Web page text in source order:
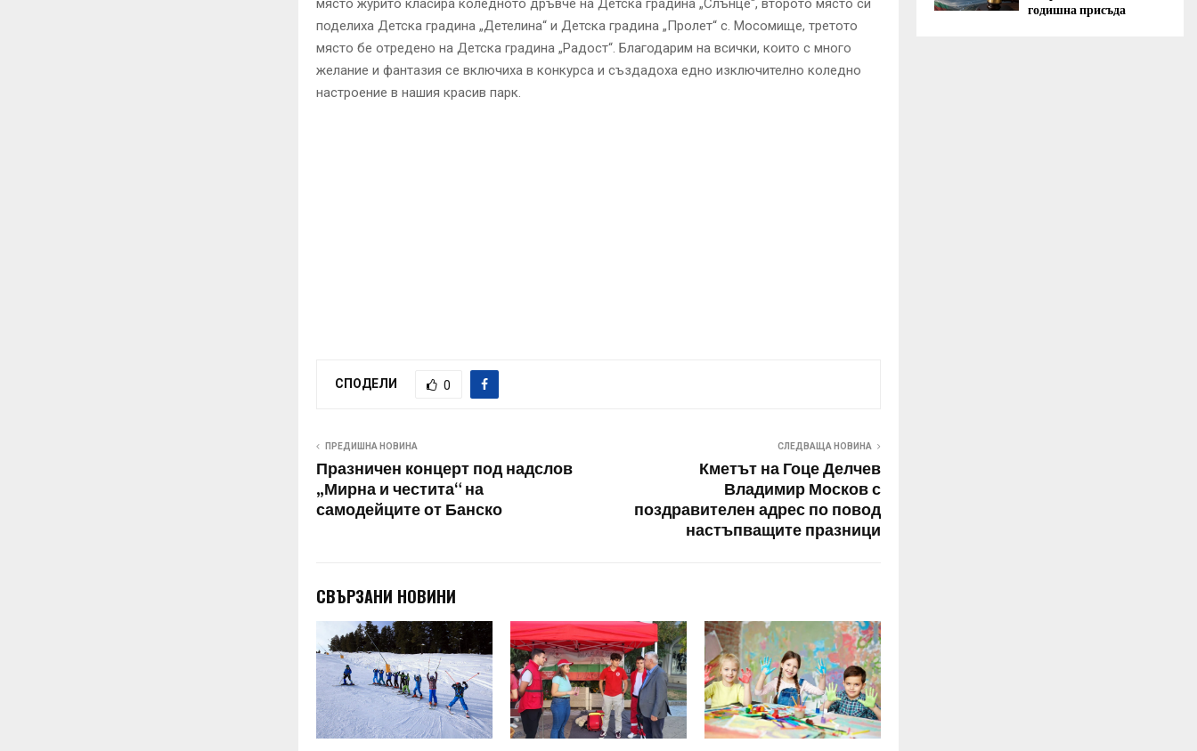
място журито класира коледното дръвче на Детска градина „Слънце“, второто място си
поделиха Детска градина „Детелина“ и Детска градина „Пролет“ с. Мосомище, третото
място бе отредено на Детска градина „Радост“. Благодарим на всички, които с много
желание и фантазия се включиха в конкурса и създадоха едно изключително коледно
настроение в нашия красив парк.
СПОДЕЛИ 0
ПРЕДИШНА НОВИНА
Празничен концерт под надслов
„Мирна и честита“ на
самодейците от Банско
СЛЕДВАЩА НОВИНА
Кметът на Гоце Делчев
Владимир Москов с
поздравителен адрес по повод
настъпващите празници
СВЪРЗАНИ НОВИНИ
годишна присъда